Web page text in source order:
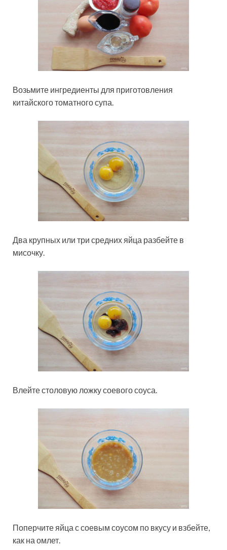
Возьмите ингредиенты для приготовления
китайского томатного супа.
Два крупных или три средних яйца разбейте в
мисочку.
Влейте столовую ложку соевого соуса.
Поперчите яйца с соевым соусом по вкусу и взбейте,
как на омлет.